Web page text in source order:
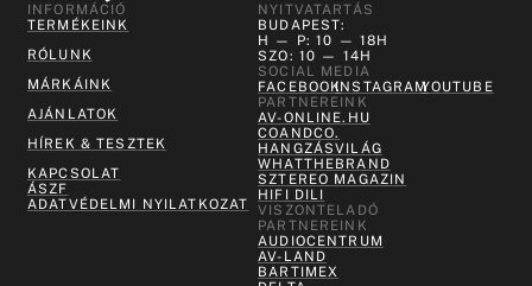
INFORMÁCIÓ
TERMÉKEINK
RÓLUNK
MÁRKÁINK
AJÁNLATOK
HÍREK & TESZTEK
KAPCSOLAT
ÁSZF
ADATVÉDELMI NYILATKOZAT
NYITVATARTÁS
BUDAPEST:
H — P: 10 — 18H
SZO: 10 — 14H
SOCIAL MEDIA
FACEBOOKINSTAGRAMYOUTUBE
PARTNEREINK
AV-ONLINE.HU
COANDCO.
HANGZÁSVILÁG
WHATTHEBRAND
SZTEREO MAGAZIN
HIFI DILI
VISZONTELADÓ
PARTNEREINK
AUDIOCENTRUM
AV-LAND
BARTIMEX